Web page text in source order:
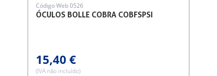
ÓCULOS BOLLE COBRA COBFSPSI
Código Web 0526
15,40 €
(IVA não incluído)